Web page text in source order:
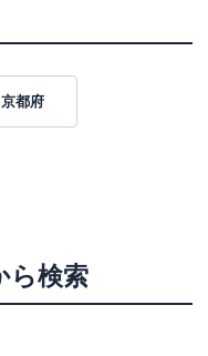
京都府
ら検索